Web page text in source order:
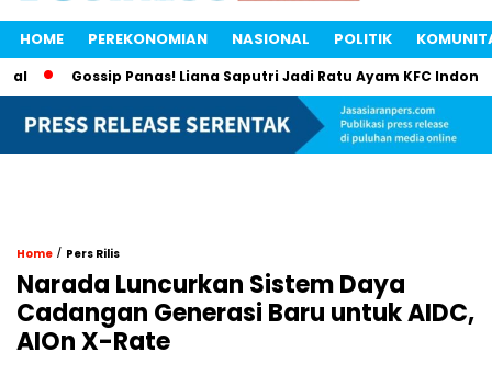
HOME PEREKONOMIAN NASIONAL POLITIK
Gossip Panas! Liana Saputri Jadi Ratu Ayam KFC Indonesia?
Home / Pers Rilis
Narada Luncurkan Sistem Daya
Cadangan Generasi Baru untuk AIDC,
AIOn X-Rate